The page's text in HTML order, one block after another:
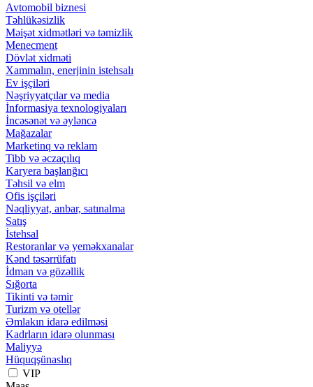
Avtomobil biznesi
Təhlükəsizlik
Məişət xidmətləri və təmizlik
Menecment
Dövlət xidməti
Xammalın, enerjinin istehsalı
Ev işçiləri
Nəşriyyatçılar və media
İnformasiya texnologiyaları
İncəsənət və əyləncə
Mağazalar
Marketinq və reklam
Tibb və əczaçılıq
Karyera başlanğıcı
Təhsil və elm
Ofis işçiləri
Nəqliyyat, anbar, satınalma
Satış
İstehsal
Restoranlar və yeməkxanalar
Kənd təsərrüfatı
İdman və gözəllik
Sığorta
Tikinti və təmir
Turizm və otellər
Əmlakın idarə edilməsi
Kadrların idarə olunması
Maliyyə
Hüquqşünaslıq
VIP